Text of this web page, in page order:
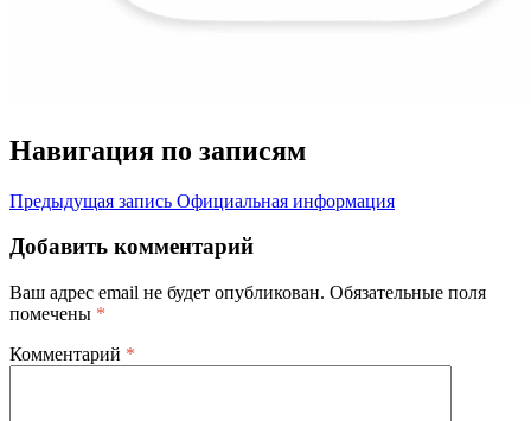
Навигация по записям
Предыдущая запись Официальная информация
Добавить комментарий
Ваш адрес email не будет опубликован. Обязательные поля
помечены *
Комментарий *